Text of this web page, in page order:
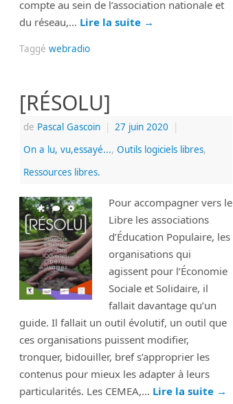
compte au sein de l’association nationale et
du réseau,… Lire la suite →
Taggéwebradio
[RÉSOLU]
de Pascal Gascoin | 27 juin 2020
|
On a lu, vu,essayé...,Outils logiciels libres,
Ressources libres.
Pour accompagner vers le
Libre les associations
d’Éducation Populaire, les
organisations qui
agissent pour l’Économie
Sociale et Solidaire, il
fallait davantage qu’un
guide. Il fallait un outil évolutif, un outil que
ces organisations puissent modifier,
tronquer, bidouiller, bref s’approprier les
contenus pour mieux les adapter à leurs
particularités. Les CEMEA,… Lire la suite →